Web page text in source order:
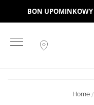
BON UPOMINKOWY
do
treści
Home